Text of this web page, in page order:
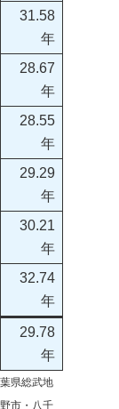
31.58
年
28.67
年
28.55
年
29.29
年
30.21
年
32.74
年
29.78
年
県総武地
市・八千